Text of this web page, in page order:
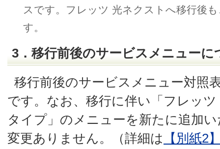
スです。フレッツ 光ネクストへ移行後
す。
3．移行前後のサービスメニューに
移行前後のサービスメニュー対照
です。なお、移行に伴い「フレッ
タイプ」のメニューを新たに追加
変更ありません。（詳細は
【別紙2